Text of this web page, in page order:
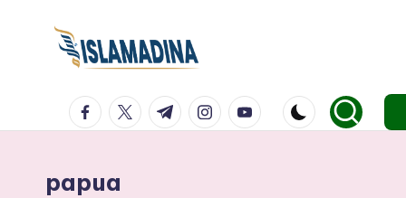
facebook.com
twitter.com
t.me instagram.com
youtube.com
papua